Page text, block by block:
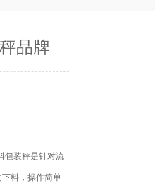
品牌
包装秤是针对流
料，操作简单